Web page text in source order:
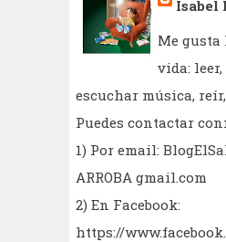
Isabel
Me gusta
vida:
escuchar música, reír,...
Puedes contactar
1) Por email:
ARROBA gmail.com
2) En Facebook:
https://